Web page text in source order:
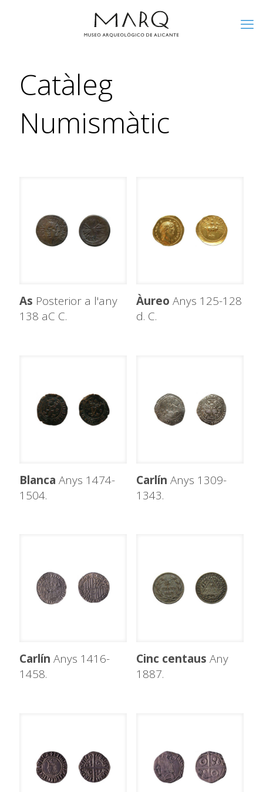
Catàleg
Numismàtic
As Posterior a l'any
138 aC C.
Àureo Anys 125-128
d. C.
Blanca Anys 1474-
1504.
Carlín Anys 1309-
1343.
Carlín Anys 1416-
1458.
Cinc centaus Any
1887.